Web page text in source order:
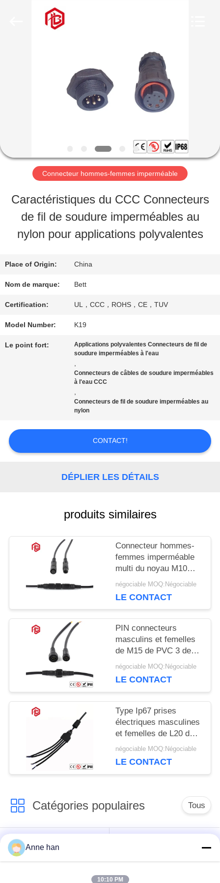
PRODUITS
SUJET
VISITE
CONTRÔLE
DE
QUALITÉ
PRIVACY
Connecteur hommes-femmes imperméable
Caractéristiques du CCC Connecteurs
de fil de soudure imperméables au
nylon pour applications polyvalentes
Place of Origin: China
Nom de marque: Bett
Certification: UL，CCC，ROHS，CE，TUV
Model Number: K19
Le point fort:
Applications polyvalentes Connecteurs de fil de
soudure imperméables à l'eau
,
Connecteurs de câbles de soudure imperméables
à l'eau CCC
,
Connecteurs de fil de soudure imperméables au
nylon
CONTACT!
DÉPLIER LES DÉTAILS
produits similaires
Connecteur hommes-
femmes imperméable
multi du noyau M10
IP68
négociable MOQ:Négociable
LE CONTACT
PIN connecteurs
masculins et femelles
de M15 de PVC 3 de
basse tension
négociable MOQ:Négociable
LE CONTACT
Type Ip67 prises
électriques masculines
et femelles de L20 de 3
manières T
négociable MOQ:Négociable
LE CONTACT
Catégories populaires Tous
Connecteur circulaire
imperméable
basse tension
Anne han
10:10 PM